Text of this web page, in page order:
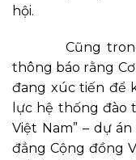
hội.
Cũng trong
thông báo rằng
đang xúc tiến để
lực hệ thống đào
Việt Nam” – dự
đẳng Cộng đồng